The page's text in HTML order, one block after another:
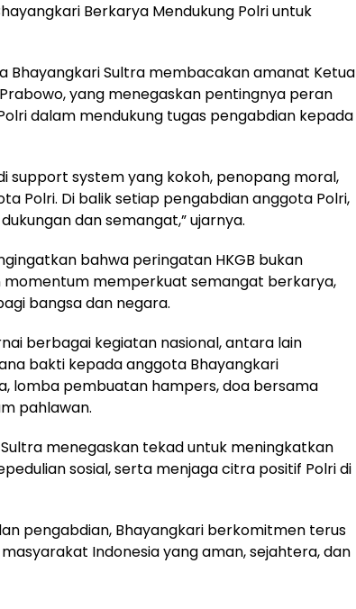
Berkarya Mendukung Polri untuk
Bhayangkari Sultra membacakan amanat Ketua
yang menegaskan pentingnya peran
dalam mendukung tugas pengabdian kepada
support system yang kokoh, penopang moral,
Polri. Di balik setiap pengabdian anggota Polri,
dan semangat,” ujarnya.
bahwa peringatan HKGB bukan
momentum memperkuat semangat berkarya,
bangsa dan negara.
berbagai kegiatan nasional, antara lain
bakti kepada anggota Bhayangkari
lomba pembuatan hampers, doa bersama
pahlawan.
menegaskan tekad untuk meningkatkan
sosial, serta menjaga citra positif Polri di
pengabdian, Bhayangkari berkomitmen terus
Indonesia yang aman, sejahtera, dan